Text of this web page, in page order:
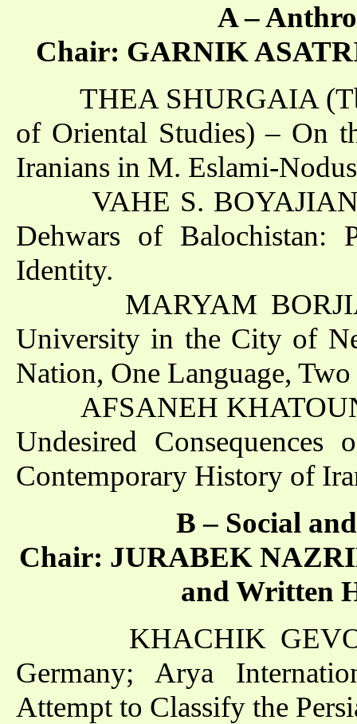
A –
Chair: GARNIK
THEA SHURGAIA
of Oriental Studies) – On
Iranians in M. Eslami-
VAHE S. BOYAJIAN
Dehwars of Balochistan:
Identity.
MARYAM BORJIAN
University in the City of
Nation, One Language,
AFSANEH
Undesired
Contemporary History of
B – Social
Chair: JURABEK
and Written
KHACHIK
Germany; Arya
Attempt to Classify the